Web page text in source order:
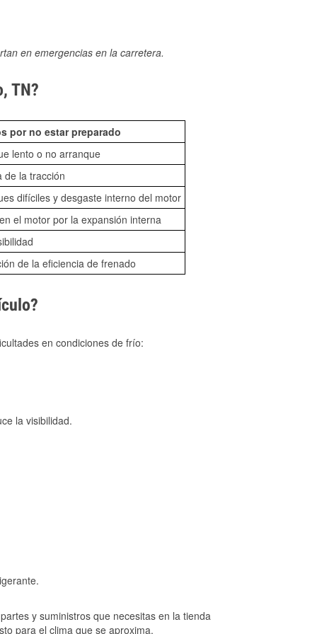
en emergencias en la carretera.
TN?
por no estar preparado
lento o no arranque
de la tracción
difíciles y desgaste interno del motor
el motor por la expansión interna
de la eficiencia de frenado
en condiciones de frío:
la visibilidad.
y suministros que necesitas en la tienda
para el clima que se aproxima.